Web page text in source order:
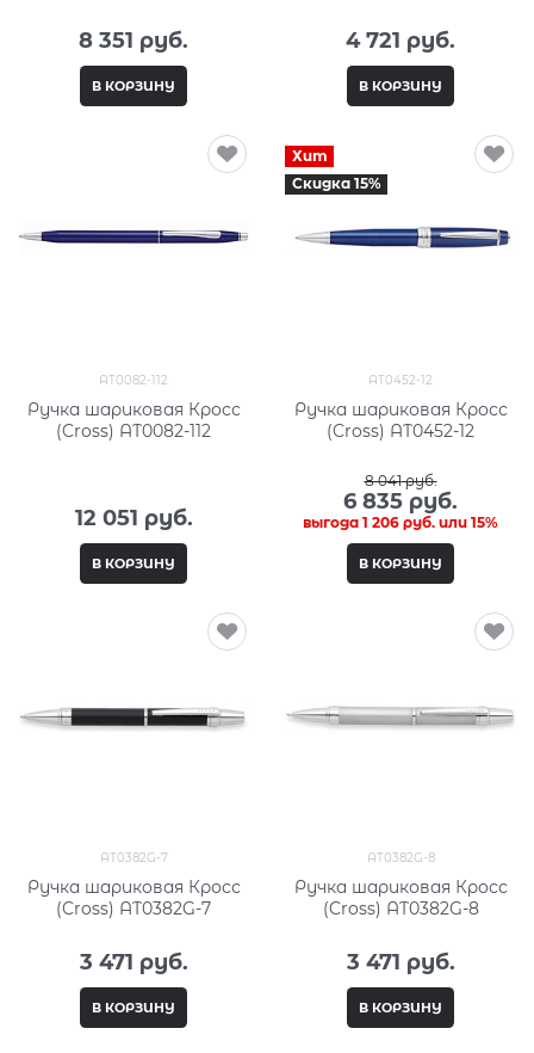
8 351 руб.
В КОРЗИНУ
4 721 руб.
В КОРЗИНУ
AT0082-112
Ручка шариковая Кросс
(Cross) AT0082-112
12 051 руб.
В КОРЗИНУ
Хит
Скидка 15%
AT0452-12
Ручка шариковая Кросс
(Cross) AT0452-12
8 041 руб.
6 835 руб.
выгода 1 206 руб. или 15%
В КОРЗИНУ
AT0382G-7
Ручка шариковая Кросс
(Cross) AT0382G-7
3 471 руб.
В КОРЗИНУ
AT0382G-8
Ручка шариковая Кросс
(Cross) AT0382G-8
3 471 руб.
В КОРЗИНУ